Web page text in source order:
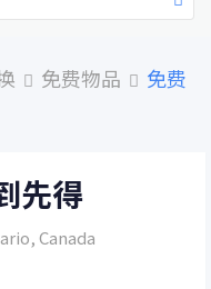
免费物品
免费
先得
,Canada